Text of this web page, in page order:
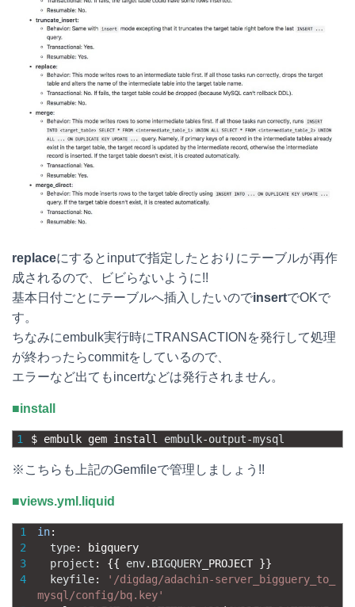
replaceにするとinputで指定したとおりにテーブルが再作
成されるので、ビビらないように!!
基本日付ごとにテーブルへ插入したいのでinsertでOKで
す。
ちなみにembulk実行時にTRANSACTIONを発行して処理
が終わったらcommitをしているので、
エラーなど出てもincertなどは発行されません。
■install
1 $ embulk gem install embulk-output-mysql
※こちらも上記のGemfileで管理しましょう!!
■views.yml.liquid
1
2
3
4
in:
type:
bigquery
project : {{ env. BIGQUERY PROJECT }}
keyfile:
'/digdag/adachin-server_bigguery_to_
mysql/config/bq.key'